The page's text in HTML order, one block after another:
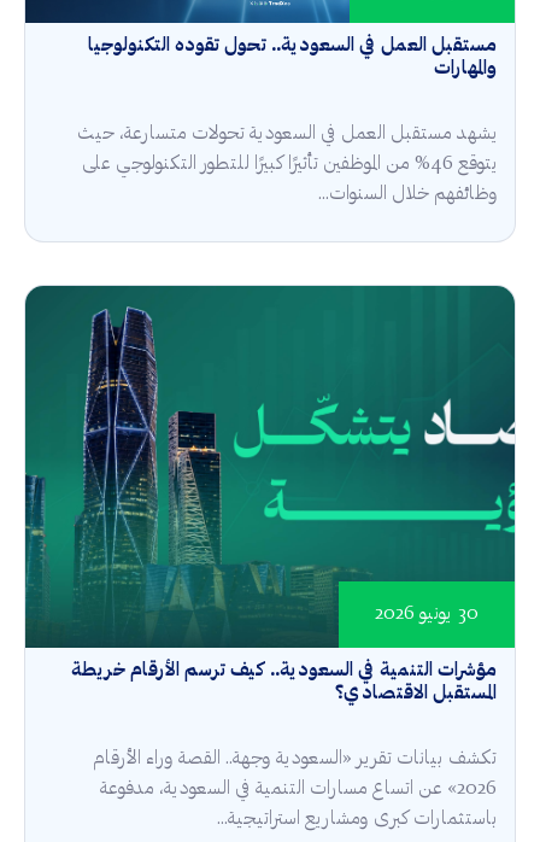
مستقبل العمل في السعودية.. تحول تقوده التكنولوجيا
والمهارات
يشهد مستقبل العمل في السعودية تحولات متسارعة، حيث
يتوقع 46% من الموظفين تأثيرًا كبيرًا للتطور التكنولوجي على
وظائفهم خلال السنوات...
مؤشرات التنمية في السعودية.. كيف ترسم الأرقام خريطة
المستقبل الاقتصادي؟
30 يونيو 2026
تكشف بيانات تقرير «السعودية وجهة.. القصة وراء الأرقام
2026» عن اتساع مسارات التنمية في السعودية، مدفوعة
باستثمارات كبرى ومشاريع استراتيجية...